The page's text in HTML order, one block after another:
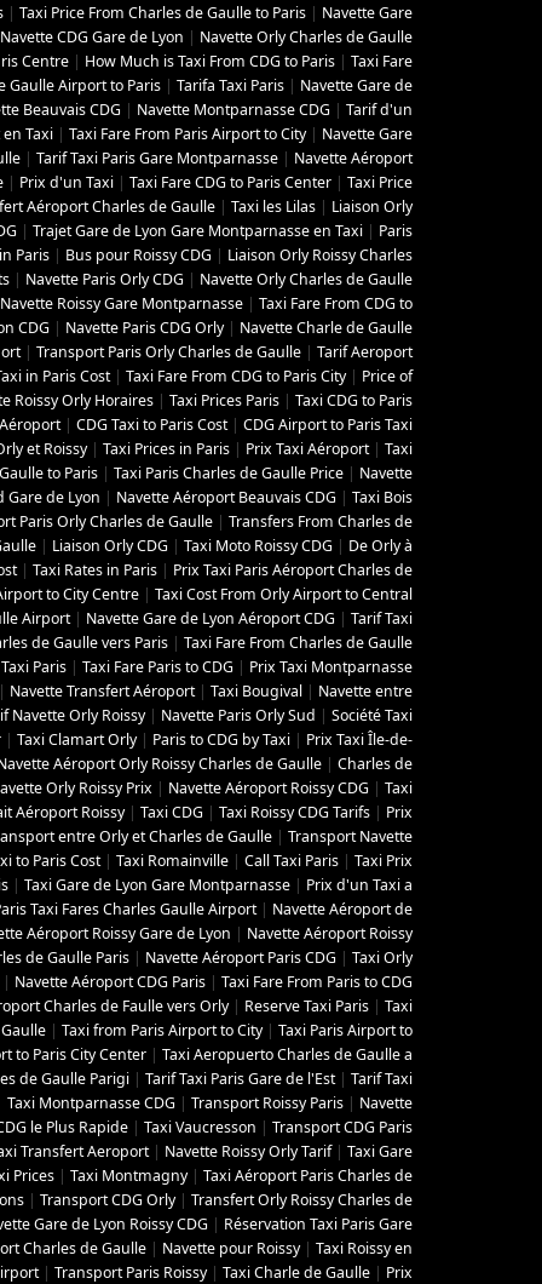
| Taxi Price From Charles de Gaulle to Paris | Navette Gare
Navette CDG Gare de Lyon | Navette Orly Charles de Gaulle
Centre | How Much is Taxi From CDG to Paris | Taxi Fare
Gaulle Airport to Paris | Tarifa Taxi Paris | Navette Gare de
Beauvais CDG | Navette Montparnasse CDG | Tarif d'un
Taxi | Taxi Fare From Paris Airport to City| Navette Gare
| Tarif Taxi Paris Gare Montparnasse | Navette Aéroport
| Prix d'un Taxi | Taxi Fare CDG to Paris Center | Taxi Price
Aéroport Charles de Gaulle | Taxi les Lilas | Liaison Orly
| Trajet Gare de Lyon Gare Montparnasse en Taxi | Paris
Paris | Bus pour Roissy CDG | Liaison Orly Roissy Charles
| Navette Paris Orly CDG | Navette Orly Charles de Gaulle
Navette Roissy Gare Montparnasse | Taxi Fare From CDG to
CDG | Navette Paris CDG Orly| Navette Charle de Gaulle
| Transport Paris Orly Charles de Gaulle | Tarif Aeroport
in Paris Cost| Taxi Fare From CDG to Paris City| Price of
Roissy Orly Horaires | Taxi Prices Paris | Taxi CDG to Paris
| CDG Taxi to Paris Cost| CDG Airport to Paris Taxi
et Roissy| Taxi Prices in Paris | Prix Taxi Aéroport| Taxi
to Paris | Taxi Paris Charles de Gaulle Price | Navette
Gare de Lyon | Navette Aéroport Beauvais CDG | Taxi Bois
Paris Orly Charles de Gaulle | Transfers From Charles de
| Liaison Orly CDG | Taxi Moto Roissy CDG | De Orly à
| Taxi Rates in Paris | Prix Taxi Paris Aéroport Charles de
to City Centre | Taxi Cost From Orly Airport to Central
Airport| Navette Gare de Lyon Aéroport CDG | Tarif Taxi
de Gaulle vers Paris | Taxi Fare From Charles de Gaulle
Paris | Taxi Fare Paris to CDG | Prix Taxi Montparnasse
Navette Transfert Aéroport| Taxi Bougival | Navette entre
Navette Orly Roissy| Navette Paris Orly Sud | Société Taxi
| Taxi Clamart Orly| Paris to CDG by Taxi | Prix Taxi Île-de-
Aéroport Orly Roissy Charles de Gaulle | Charles de
Orly Roissy Prix | Navette Aéroport Roissy CDG | Taxi
Aéroport Roissy| Taxi CDG | Taxi Roissy CDG Tarifs | Prix
entre Orly et Charles de Gaulle | Transport Navette
to Paris Cost| Taxi Romainville | Call Taxi Paris | Taxi Prix
| Taxi Gare de Lyon Gare Montparnasse | Prix d'un Taxi a
Taxi Fares Charles Gaulle Airport| Navette Aéroport de
Aéroport Roissy Gare de Lyon | Navette Aéroport Roissy
de Gaulle Paris | Navette Aéroport Paris CDG | Taxi Orly
| Navette Aéroport CDG Paris | Taxi Fare From Paris to CDG
Charles de Faulle vers Orly| Reserve Taxi Paris | Taxi
| Taxi from Paris Airport to City| Taxi Paris Airport to
to Paris City Center | Taxi Aeropuerto Charles de Gaulle a
de Gaulle Parigi | Tarif Taxi Paris Gare de l'Est| Tarif Taxi
Taxi Montparnasse CDG | Transport Roissy Paris | Navette
le Plus Rapide | Taxi Vaucresson | Transport CDG Paris
Transfert Aeroport| Navette Roissy Orly Tarif| Taxi Gare
Prices | Taxi Montmagny| Taxi Aéroport Paris Charles de
| Transport CDG Orly| Transfert Orly Roissy Charles de
Gare de Lyon Roissy CDG | Réservation Taxi Paris Gare
Charles de Gaulle | Navette pour Roissy| Taxi Roissy en
| Transport Paris Roissy| Taxi Charle de Gaulle | Prix